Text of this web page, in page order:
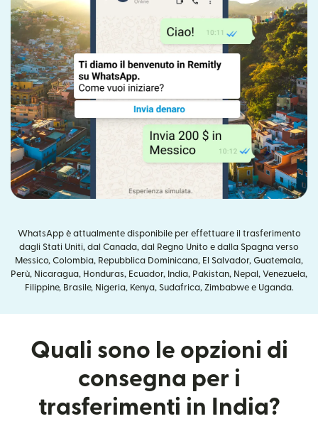
WhatsApp è attualmente disponibile per effettuare il trasferimento
dagli Stati Uniti, dal Canada, dal Regno Unito e dalla Spagna verso
Messico, Colombia, Repubblica Dominicana, El Salvador, Guatemala,
Perù, Nicaragua, Honduras, Ecuador, India, Pakistan, Nepal, Venezuela,
Filippine, Brasile, Nigeria, Kenya, Sudafrica, Zimbabwe e Uganda.
Quali sono le opzioni di
consegna per i
trasferimenti in India?